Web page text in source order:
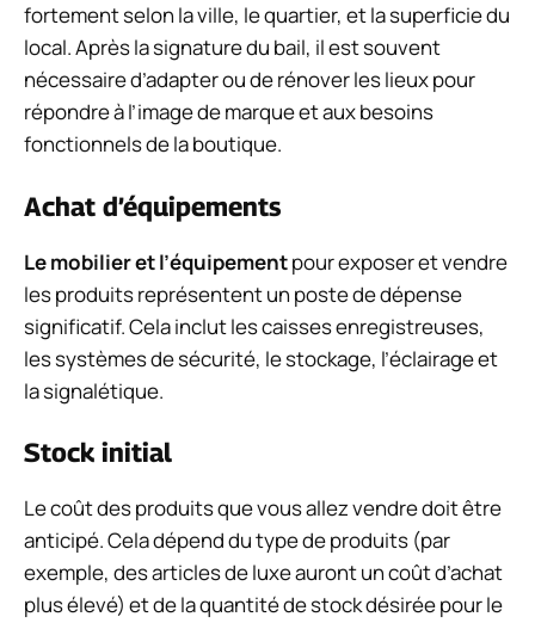
fortement selon la ville, le quartier, et la superficie du
local. Après la signature du bail, il est souvent
nécessaire d’adapter ou de rénover les lieux pour
répondre à l’image de marque et aux besoins
fonctionnels de la boutique.
Achat d’équipements
Le mobilier et l’équipementpour exposer et vendre
les produits représentent un poste de dépense
significatif. Cela inclut les caisses enregistreuses,
les systèmes de sécurité, le stockage, l’éclairage et
la signalétique.
Stock initial
Le coût des produits que vous allez vendre doit être
anticipé. Cela dépend du type de produits (par
exemple, des articles de luxe auront un coût d’achat
plus élevé) et de la quantité de stock désirée pour le